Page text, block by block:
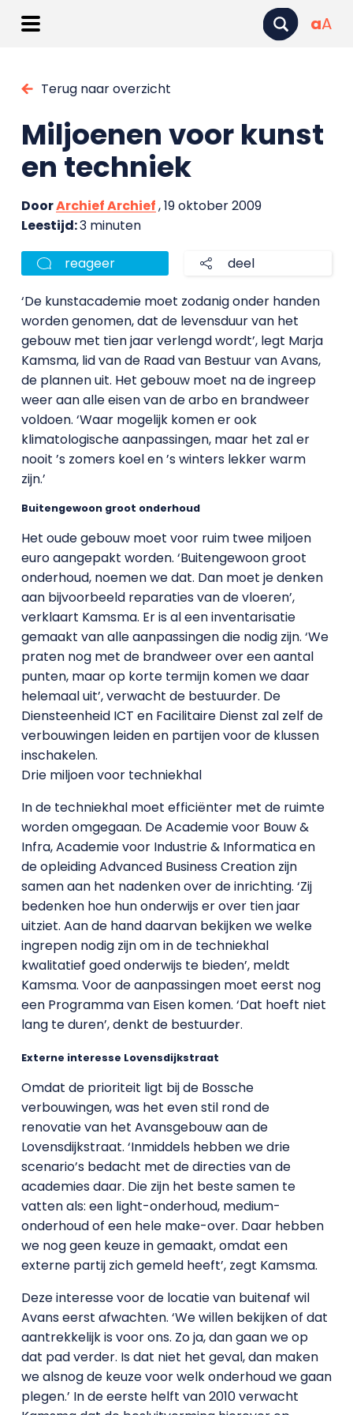
aA
Terug naar overzicht
Miljoenen voor kunst
en techniek
DoorArchief Archief, 19 oktober 2009
Leestijd:3 minuten
reageer deel
‘De kunstacademie moet zodanig onder handen
worden genomen, dat de levensduur van het
gebouw met tien jaar verlengd wordt’, legt Marja
Kamsma, lid van de Raad van Bestuur van Avans,
de plannen uit. Het gebouw moet na de ingreep
weer aan alle eisen van de arbo en brandweer
voldoen. ‘Waar mogelijk komen er ook
klimatologische aanpassingen, maar het zal er
nooit ’s zomers koel en ’s winters lekker warm
zijn.’
Buitengewoon groot onderhoud
Het oude gebouw moet voor ruim twee miljoen
euro aangepakt worden. ‘Buitengewoon groot
onderhoud, noemen we dat. Dan moet je denken
aan bijvoorbeeld reparaties van de vloeren’,
verklaart Kamsma. Er is al een inventarisatie
gemaakt van alle aanpassingen die nodig zijn. ‘We
praten nog met de brandweer over een aantal
punten, maar op korte termijn komen we daar
helemaal uit’, verwacht de bestuurder. De
Diensteenheid ICT en Facilitaire Dienst zal zelf de
verbouwingen leiden en partijen voor de klussen
inschakelen.
Drie miljoen voor techniekhal
In de techniekhal moet efficiënter met de ruimte
worden omgegaan. De Academie voor Bouw &
Infra, Academie voor Industrie & Informatica en
de opleiding Advanced Business Creation zijn
samen aan het nadenken over de inrichting. ‘Zij
bedenken hoe hun onderwijs er over tien jaar
uitziet. Aan de hand daarvan bekijken we welke
ingrepen nodig zijn om in de techniekhal
kwalitatief goed onderwijs te bieden’, meldt
Kamsma. Voor de aanpassingen moet eerst nog
een Programma van Eisen komen. ‘Dat hoeft niet
lang te duren’, denkt de bestuurder.
Externe interesse Lovensdijkstraat
Omdat de prioriteit ligt bij de Bossche
verbouwingen, was het even stil rond de
renovatie van het Avansgebouw aan de
Lovensdijkstraat. ‘Inmiddels hebben we drie
scenario’s bedacht met de directies van de
academies daar. Die zijn het beste samen te
vatten als: een light-onderhoud, medium-
onderhoud of een hele make-over. Daar hebben
we nog geen keuze in gemaakt, omdat een
externe partij zich gemeld heeft’, zegt Kamsma.
Deze interesse voor de locatie van buitenaf wil
Avans eerst afwachten. ‘We willen bekijken of dat
aantrekkelijk is voor ons. Zo ja, dan gaan we op
dat pad verder. Is dat niet het geval, dan maken
we alsnog de keuze voor welk onderhoud we gaan
plegen.’ In de eerste helft van 2010 verwacht